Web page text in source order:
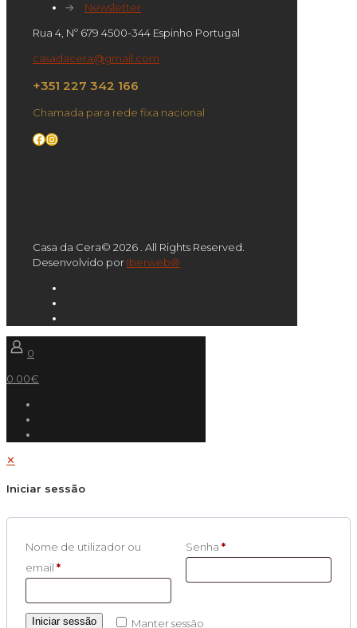
→
Newsletter
Rua 4, Nº 679 4500-344 Espinho Portugal
casadacera@gmail.com
+351 227 342 166
Chamada para rede fixa nacional
Facebook
Instagram
Casa da Cera© 2026 . All Rights Reserved.
Desenvolvido por Iberweb®
0
0.00€
✕
Iniciar sessão
Nome de utilizador ou
email *
Senha *
Manter sessão
Iniciar sessão